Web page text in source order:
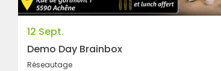
12 Sept.
Demo Day Brainbox
Réseautage